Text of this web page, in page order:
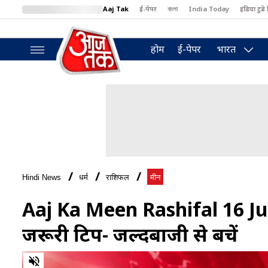
Aaj Tak ई-पेपर বাংলা India Today इंडिया टुडे
BT Bazaar
होम ई-पेपर भारत
Hindi News धर्म राशिफल मीन
Aaj Ka Meen Rashifal 16
जरूरी टिप- जल्दबाजी से बचें
0
of